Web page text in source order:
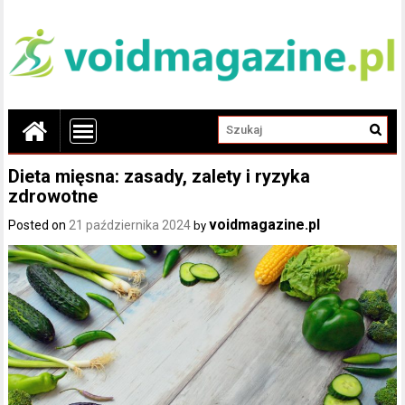
Dieta mięsna: zasady, zalety i ryzyka
zdrowotne
Posted on 21 października 2024 byvoidmagazine.pl